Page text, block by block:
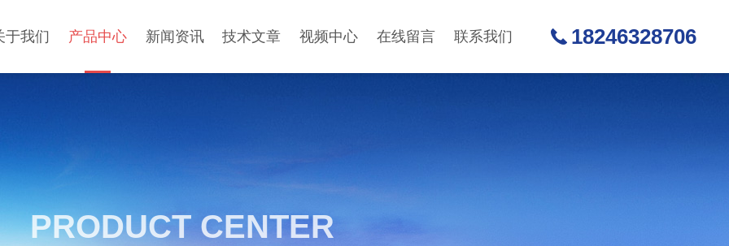
于我们 产品中心 新闻资讯 技术文章 视频中心 在线留言 联系我们 18246328706
PRODUCT CENTER